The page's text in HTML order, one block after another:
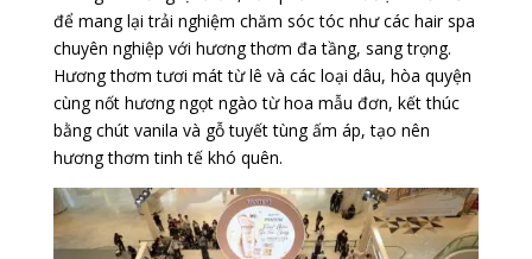
để mang lại trải nghiệm chăm sóc tóc như các hair spa
chuyên nghiệp với hương thơm đa tầng, sang trọng.
Hương thơm tươi mát từ lê và các loại dâu, hòa quyện
cùng nốt hương ngọt ngào từ hoa mẫu đơn, kết thúc
bằng chút vanila và gỗ tuyết tùng ấm áp, tạo nên
hương thơm tinh tế khó quên.